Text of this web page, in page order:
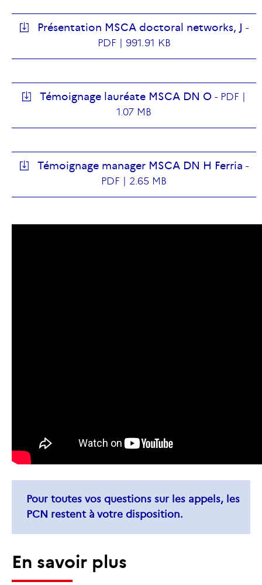
Présentation MSCA doctoral networks, J -
PDF | 991.91 KB
Témoignage lauréate MSCA DN O - PDF |
1.07 MB
Témoignage manager MSCA DN H Ferria -
PDF | 2.65 MB
Pour toutes vos questions sur les appels, les
PCN restent à votre disposition.
En savoir plus